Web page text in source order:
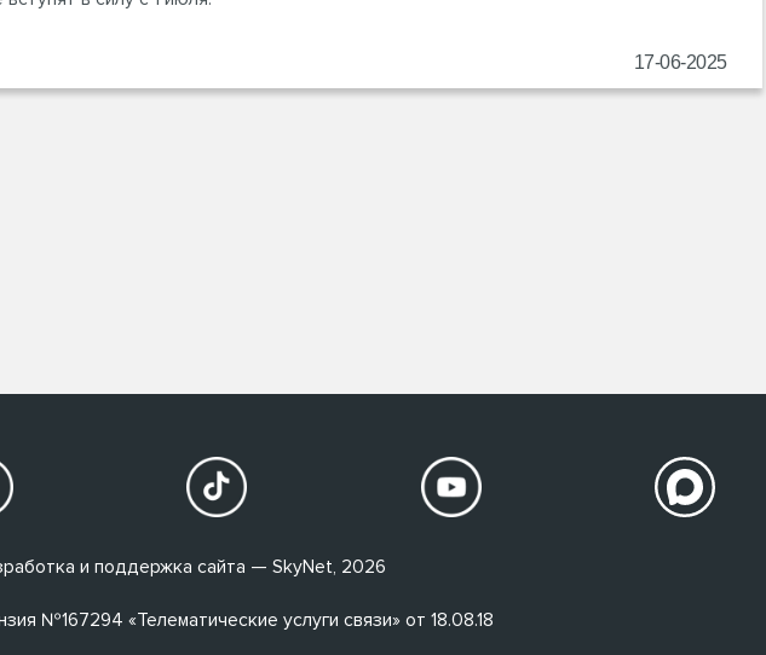
17-06-2025
и поддержка сайта — SkyNet, 2026
№167294 «Телематические услуги связи» от 18.08.18